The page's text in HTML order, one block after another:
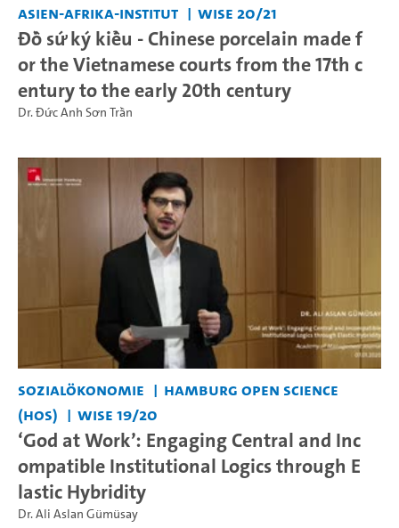
Asien-Afrika-Institut WiSe 20/21
Đồ sứ ký kiểu - Chinese porcelain made f
or the Vietnamese courts from the 17th c
entury to the early 20th century
Dr. Đức Anh Sơn Trần
Sozialökonomie
Hamburg Open Science
(HOS)
WiSe 19/20
‘God at Work’: Engaging Central and Inc
ompatible Institutional Logics through E
lastic Hybridity
Dr. Ali Aslan Gümüsay